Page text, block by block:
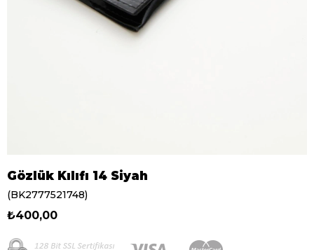
Gözlük Kılıfı 14 Siyah
(BK2777521748)
₺400,00